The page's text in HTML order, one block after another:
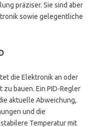
präziser. Sie sind aber
sowie gelegentliche
die Elektronik an oder
bauen. Ein PID-Regler
aktuelle Abweichung,
und die
Temperatur mit